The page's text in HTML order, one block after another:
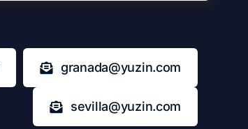
granada@yuzin.com
sevilla@yuzin.com